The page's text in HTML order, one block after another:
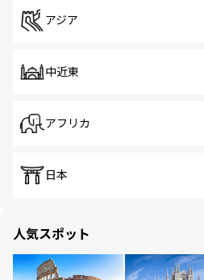
アジア
中近東
アフリカ
日本
人気スポット